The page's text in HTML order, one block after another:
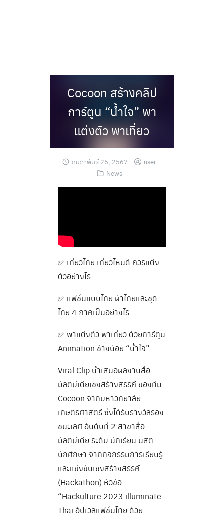
Cocoon สร้างคลิป
การ์ตูน “น้ำใจ” พา
แต่งตัว พาเที่ยว
กุมภาพันธ์ 26, 2567
user
News
✅ เที่ยวไทย เที่ยวไหนดี ควรแต่ง
ตัวอย่างไร
✅ แฟชั่นแบบไทย ผ้าไทยและชุด
ไทย 4 ภาคเป็นอย่างไร
✅ พาแต่งตัว พาเที่ยว ด้วยการ์ตูน
Animation ช้างน้อย “น้ำใจ”
Viral Clip นำเสนอผลงานสื่อ
มัลติมีเดียเชิงสร้างสรรค์ ของทีม
Cocoon จากมหาวิทยาลัย
เกษตรศาสตร์ ซึ่งได้รับรางวัลรอง
ชนะเลิศ อันดับที่ 2 สาขาสื่อ
มัลติมีเดีย ระดับ นักเรียน นิสิต
นักศึกษา จากกิจกรรมการเรียนรู้
และแข่งขันเชิงสร้างสรรค์
(Hackathon) หัวข้อ
“Hackulture 2023 illuminate
Thai อัปเวลแฟชั่นไทย ด้วย